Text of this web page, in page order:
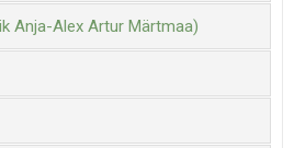
Anja-Alex Artur Märtmaa)